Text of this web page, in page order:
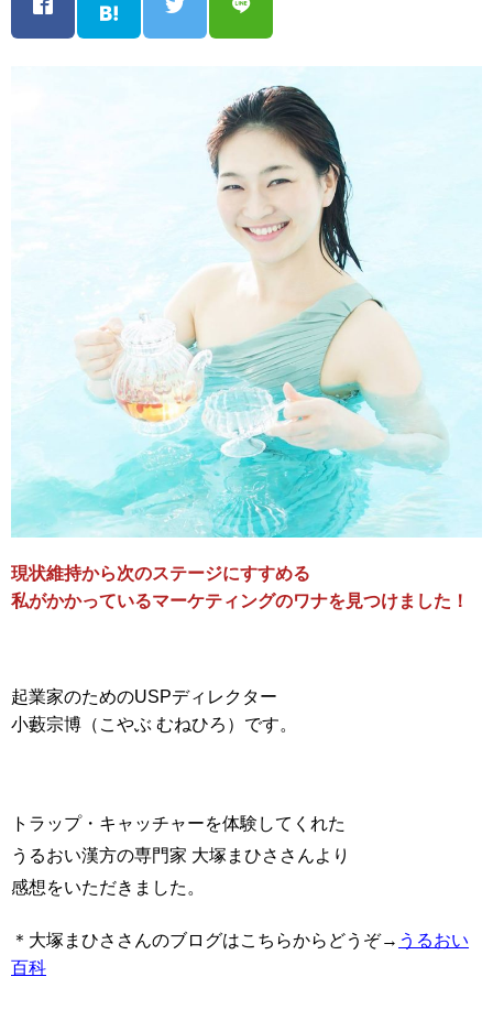
現状維持から次のステージにすすめる
私がかかっているマーケティングのワナを見つけました！
起業家のためのUSPディレクター
小藪宗博（こやぶ むねひろ）です。
トラップ・キャッチャーを体験してくれた
うるおい漢方の専門家 大塚まひささんより
感想をいただきました。
＊大塚まひささんのブログはこちらからどうぞ→ うるおい
百科